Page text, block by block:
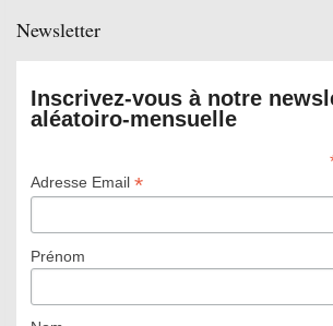
Newsletter
Inscrivez-vous à notre
aléatoiro-mensuelle
Adresse Email *
Prénom